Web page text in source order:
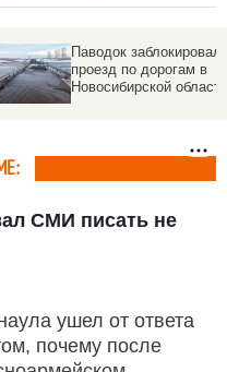
Паводок заблокировал
проезд по дорогам в
Новосибирской области
СМИ писать не
ушел от ответа
почему после